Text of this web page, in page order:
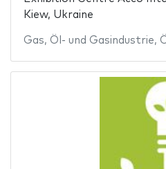
Kiew, Ukraine
Gas, Öl- und Gasindustrie,